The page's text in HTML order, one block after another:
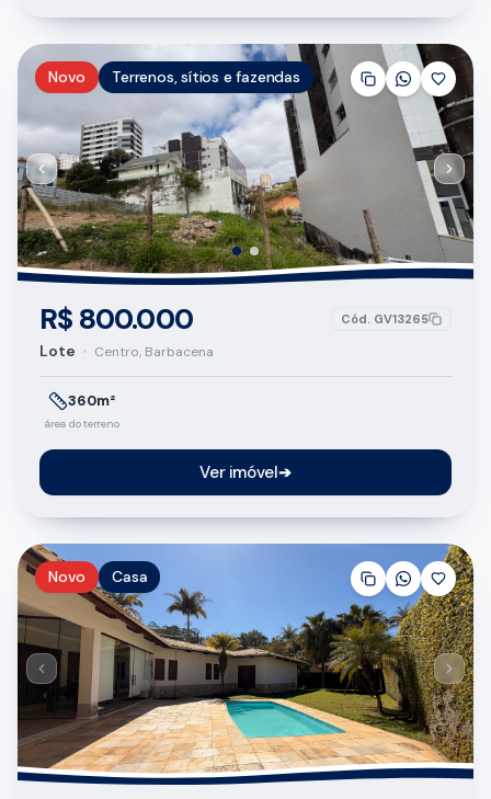
Novo Terrenos, sítios e fazendas
R$ 800.000 Cód. GV13265
Lote • Centro, Barbacena
360m²
área do terreno
Ver imóvel➔
Novo Casa